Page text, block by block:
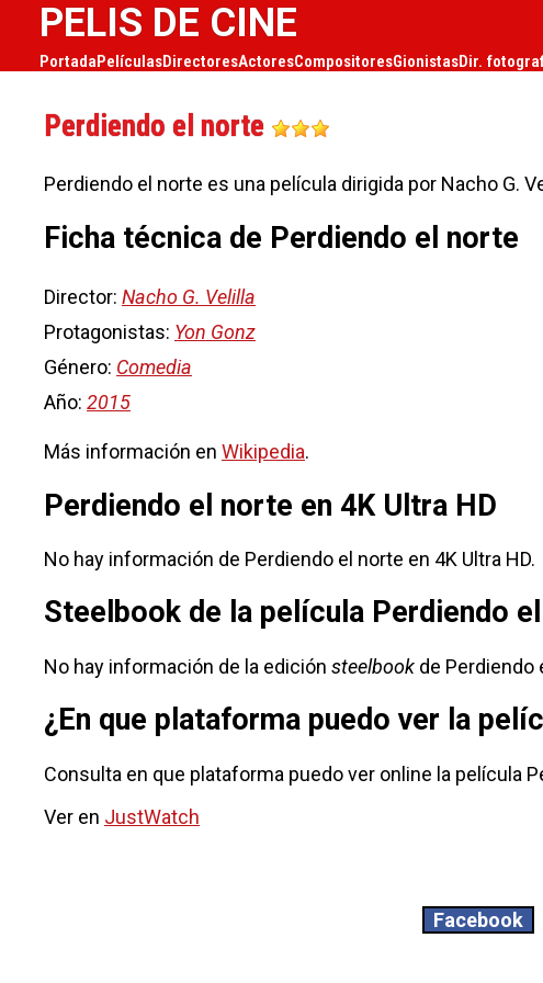
PELIS DE CINE
PortadaPelículasDirectoresActoresCompositoresGionistasDir.
Perdiendo el norte
Perdiendo el norte es una película dirigida por Nacho G.
Ficha técnica de Perdiendo el norte
Director: Nacho G. Velilla
Protagonistas: Yon Gonz
Género: Comedia
Año: 2015
Más información en Wikipedia.
Perdiendo el norte en 4K Ultra HD
No hay información de Perdiendo el norte en 4K Ultra HD.
Steelbook de la película Perdiendo
No hay información de la edición steelbook de Perdiendo
¿En que plataforma puedo ver la
Consulta en que plataforma puedo ver online la película
Ver en JustWatch
Facebook